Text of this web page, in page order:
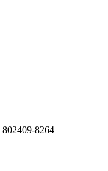
802409-8264